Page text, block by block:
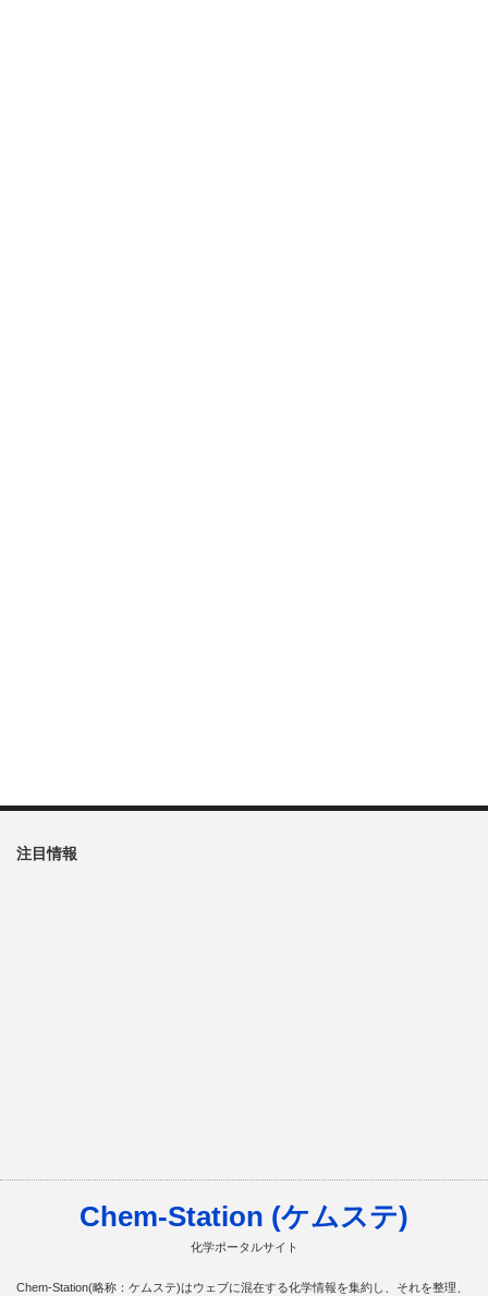
注目情報
Chem-Station (ケムステ)
化学ポータルサイト
Chem-Station(略称：ケムステ)はウェブに混在する化学情報を集約し、それを整理、